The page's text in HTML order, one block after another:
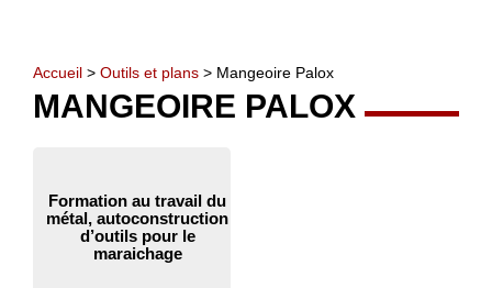
Accueil > Outils et plans > Mangeoire Palox
MANGEOIRE PALOX
Formation au travail du
métal, autoconstruction
d’outils pour le
maraichage